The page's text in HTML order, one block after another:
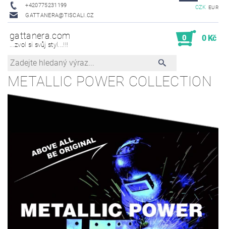
+420775231199
GATTANERA@TISCALI.CZ
CZK EUR
gattanera.com
...zvol si svůj styl...!!!
0 0 Kč
METALLIC POWER COLLECTION